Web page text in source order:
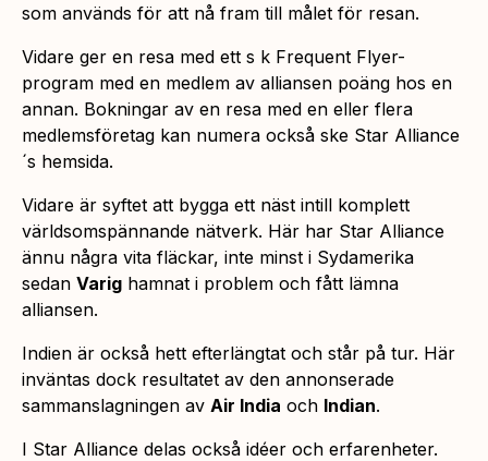
som används för att nå fram till målet för resan.
Vidare ger en resa med ett s k Frequent Flyer-
program med en medlem av alliansen poäng hos en
annan. Bokningar av en resa med en eller flera
medlemsföretag kan numera också ske Star Alliance
´s hemsida.
Vidare är syftet att bygga ett näst intill komplett
världsomspännande nätverk. Här har Star Alliance
ännu några vita fläckar, inte minst i Sydamerika
sedan Varig hamnat i problem och fått lämna
alliansen.
Indien är också hett efterlängtat och står på tur. Här
inväntas dock resultatet av den annonserade
sammanslagningen av Air India och Indian.
I Star Alliance delas också idéer och erfarenheter.